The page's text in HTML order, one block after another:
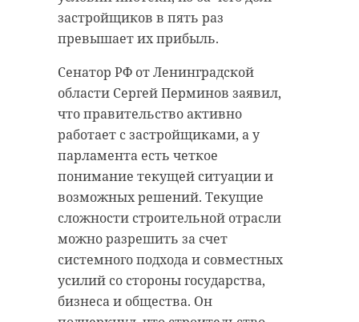
застройщиков в пять раз
превышает их прибыль.
Сенатор РФ от Ленинградской
области Сергей Перминов заявил,
что правительство активно
работает с застройщиками, а у
парламента есть четкое
понимание текущей ситуации и
возможных решений. Текущие
сложности строительной отрасли
можно разрешить за счет
системного подхода и совместных
усилий со стороны государства,
бизнеса и общества. Он
собирается становиться
«губернией» России. В Минске на
критикой, однако Симонян не стал
приносить извинения.
Комментируя ситуацию, сенатор
от Ленинградской области Сергей
Перминовотметил, что подобные
трения — следствие разных
внешнеполитических ориентиров
двух государств. По его мнению,
Армения последовательно
переориентирует свою политику
на сближение с ЕС — и уже не